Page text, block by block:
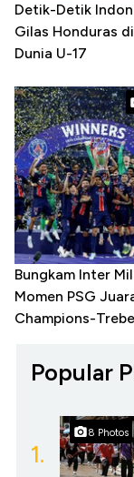
Detik-Detik
Gilas Honduras
Dunia U-17
Bungkam Inter
Momen PSG
Champions-
Popular
1.
8 Photos